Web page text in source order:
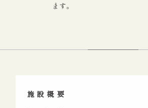
ます。
施設概要